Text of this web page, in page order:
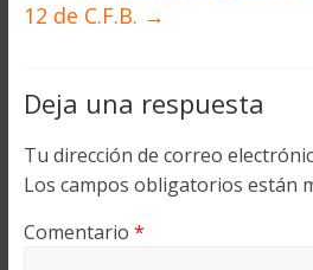
12 de C.F.B. →
Deja una respuesta
Tu dirección de correo
Los campos obligatorios están
Comentario *